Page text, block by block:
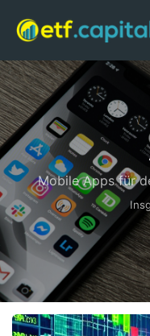
Mobile Apps für